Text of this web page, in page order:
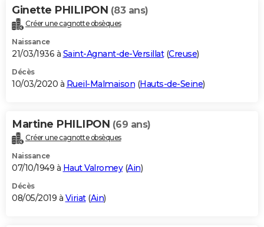
Ginette PHILIPON (83 ans)
Créer une cagnotte obsèques
Naissance
21/03/1936 à Saint-Agnant-de-Versillat(Creuse)
Décès
10/03/2020 à Rueil-Malmaison (Hauts-de-Seine)
Martine PHILIPON (69 ans)
Créer une cagnotte obsèques
Naissance
07/10/1949 à Haut Valromey(Ain)
Décès
08/05/2019 à Viriat(Ain)